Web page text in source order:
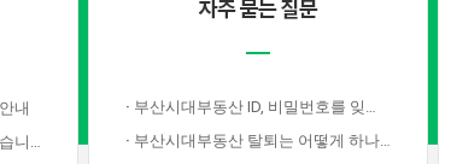
내
다!
· 부산시대부동산 ID, 비밀번호를 잊어버렸습니다.
· 부산시대부동산 탈퇴는 어떻게 하나요?